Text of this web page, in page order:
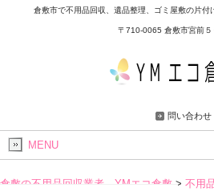
倉敷市で不用品回収、遺品整理、ゴミ屋敷の片付
〒710-0065 倉敷市宮前５
問い合わせ
MENU
倉敷の不用品回収業者 YMエコ倉敷 > 不用